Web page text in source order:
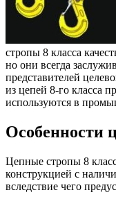
стропы 8 класса
но они всегда
представителей
из цепей 8-го класса
используются в
Особенности
Цепные стропы 8
конструкцией с
вследствие чего